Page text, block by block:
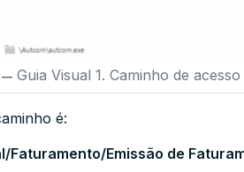
Guia Visual 1. Caminho de acesso
é:
Faturamento/Emissão de